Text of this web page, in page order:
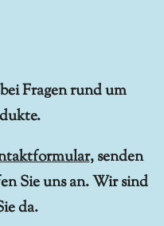
Fragen rund um
, senden
Sie uns an. Wir sind
da.